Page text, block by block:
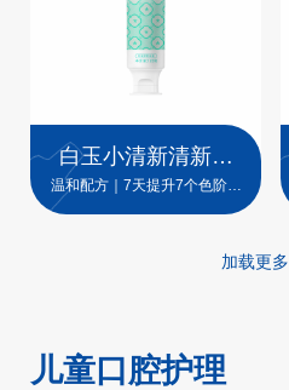
白玉小清新清新安
龈牙膏
温和配方｜7天提升7个色阶｜
加载更多
儿童口腔护理